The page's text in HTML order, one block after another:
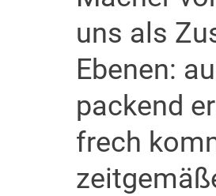
uns als
Ebenen:
packend
frech